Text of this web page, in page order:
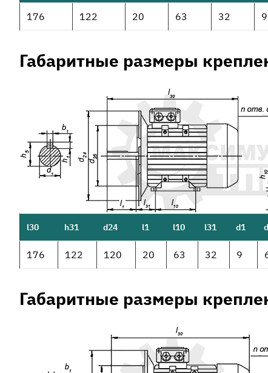
176 122 20 63 32 9
Габаритные размеры
l30 h31 d24 l1 l10 l31 d1
176 122 120 20 63 32 9
Габаритные размеры